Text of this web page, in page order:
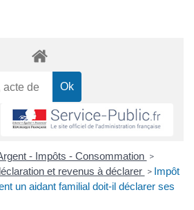
- Impôts - Consommation >
et revenus à déclarer > Impôt
un aidant familial doit-il déclarer ses